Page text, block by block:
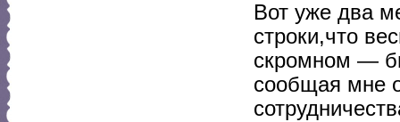
Вот уже два
строки,что
скромном —
сообщая мне